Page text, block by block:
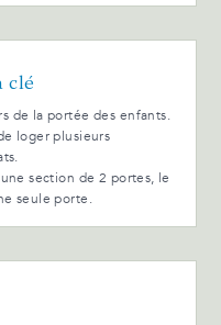
clé
de la portée des enfants.
loger plusieurs
section de 2 portes, le
seule porte.